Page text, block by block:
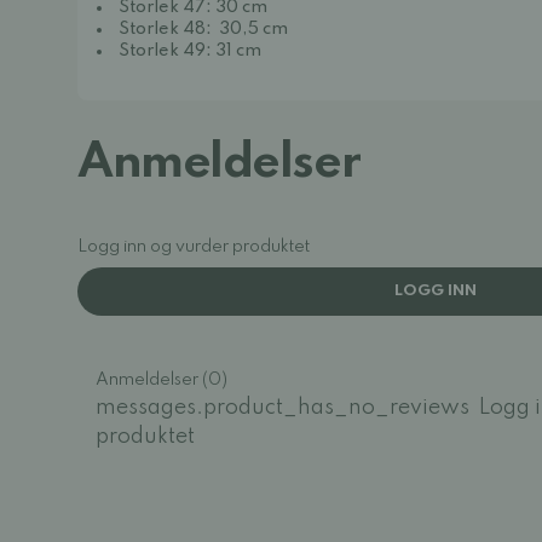
Storlek 47: 30 cm
Storlek 48: 30,5 cm
Storlek 49: 31 cm
Anmeldelser
Logg inn og vurder produktet
LOGG INN
Anmeldelser (0)
messages.product_has_no_reviews
Logg
produktet